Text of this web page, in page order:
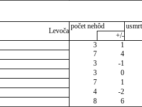
Levoča
počet nehôd
+/-
3
1
7
4
3
-1
3
0
7
1
4
-2
8 6